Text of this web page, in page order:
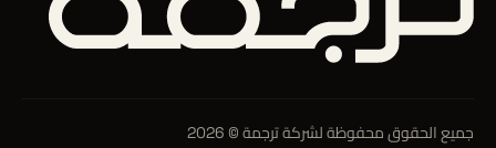
جميع الحقوق محفوظة لشركة ترجمة © 2026